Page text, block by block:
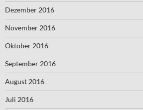
Dezember 2016
November 2016
Oktober 2016
September 2016
August 2016
Juli 2016